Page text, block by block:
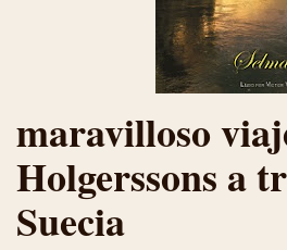
maravilloso
Holgerssons a
Suecia